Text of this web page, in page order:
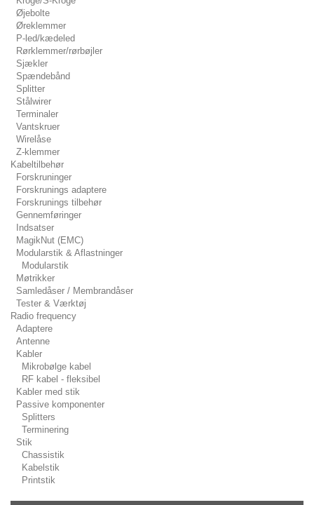
Øjebolte
Øreklemmer
P-led/kædeled
Rørklemmer/rørbøjler
Sjækler
Spændebånd
Splitter
Stålwirer
Terminaler
Vantskruer
Wirelåse
Z-klemmer
Kabeltilbehør
Forskruninger
Forskrunings adaptere
Forskrunings tilbehør
Gennemføringer
Indsatser
MagikNut (EMC)
Modularstik & Aflastninger
Modularstik
Møtrikker
Samledåser / Membrandåser
Tester & Værktøj
Radio frequency
Adaptere
Antenne
Kabler
Mikrobølge kabel
RF kabel - fleksibel
Kabler med stik
Passive komponenter
Splitters
Terminering
Stik
Chassistik
Kabelstik
Printstik